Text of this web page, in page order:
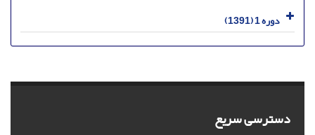
دوره 1 (1391)
دسترسی سریع